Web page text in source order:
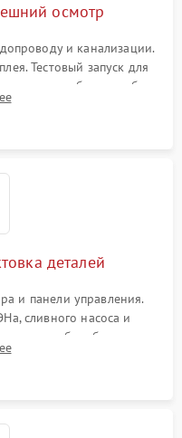
осмотр
и канализации.
Тестовый запуск для
или сбоев в работе
управления.
деталей
и панели управления.
сливного насоса и
барабана и
люка на разрывы.